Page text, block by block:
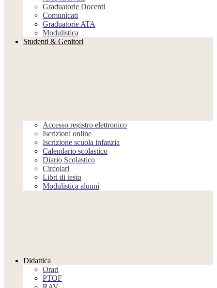
Graduatorie Docenti
Comunicati
Graduatorie ATA
Modulistica
Studenti & Genitori
Accesso registro elettronico
Iscrizioni online
Iscrizione scuola infanzia
Calendario scolastico
Diario Scolastico
Circolari
Libri di testo
Modulistica alunni
Didattica
Orari
PTOF